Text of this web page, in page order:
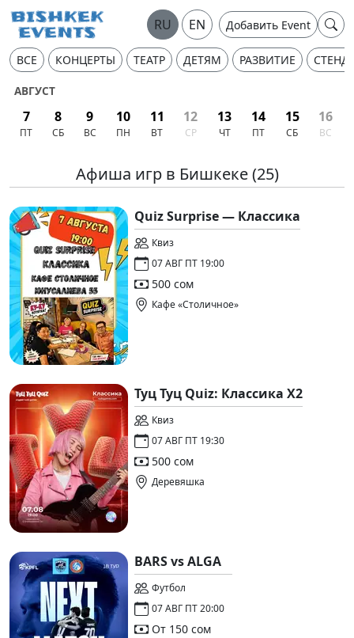
RU EN Добавить Event
ВСЕ КОНЦЕРТЫ ТЕАТР ДЕТЯМ РАЗВИТИЕ
АВГУСТ
7
ПТ
8
СБ
9
ВС
10
ПН
11
ВТ
12
СР
13
ЧТ
14
ПТ
15
СБ
16
ВС
Афиша игр в Бишкеке(25)
Quiz Surprise — Классика
Квиз
07 АВГ ПТ 19:00
500 сом
Кафе «Столичное»
Туц Туц Quiz: Классика X2
Квиз
07 АВГ ПТ 19:30
500 сом
Деревяшка
BARS vs ALGA
Футбол
07 АВГ ПТ 20:00
От 150 сом